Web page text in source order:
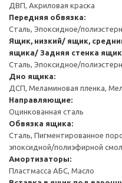
ДВП, Акриловая краска
Передняя обвязка:
Сталь, Эпоксидное/
Ящик, низкий/ ящик,
ящика/ Задняя стенка
Сталь, Эпоксидное/
Дно ящика:
ДСП, Меламиновая пленка,
Направляющие:
Оцинкованная сталь
Обвязка ящика:
Сталь, Пигментированное
эпоксидной/полиэфирной
Амортизаторы:
Пластмасса АБС, Масло